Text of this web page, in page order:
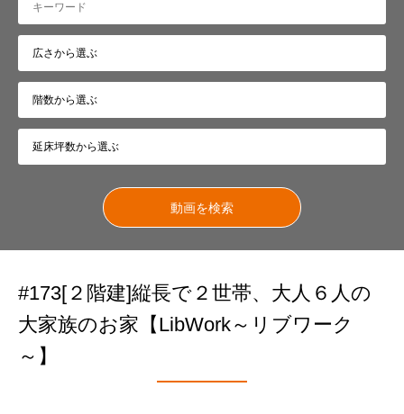
#173[２階建]縦長で２世帯、大人６人の
大家族のお家【LibWork～リブワーク
～】